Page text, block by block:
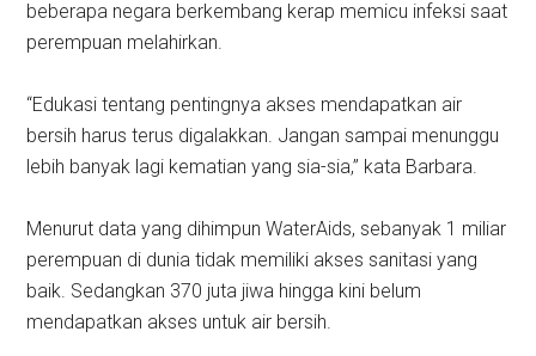
beberapa negara berkembang kerap memicu infeksi saat
perempuan melahirkan.
“Edukasi tentang pentingnya akses mendapatkan air
bersih harus terus digalakkan. Jangan sampai menunggu
lebih banyak lagi kematian yang sia-sia,” kata Barbara.
Menurut data yang dihimpun WaterAids, sebanyak 1 miliar
perempuan di dunia tidak memiliki akses sanitasi yang
baik. Sedangkan 370 juta jiwa hingga kini belum
mendapatkan akses untuk air bersih.